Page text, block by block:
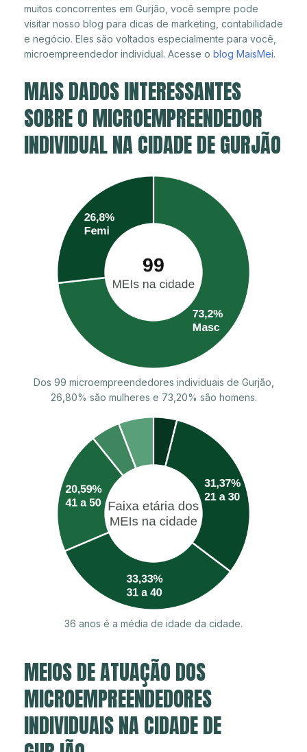
muitos concorrentes em Gurjão, você sempre pode
visitar nosso blog para dicas de marketing, contabilidade
e negócio. Eles são voltados especialmente para você,
microempreendedor individual. Acesse o blog MaisMei.
MAIS DADOS INTERESSANTES
SOBRE O MICROEMPREENDEDOR
INDIVIDUAL NA CIDADE DE GURJÃO
Dos 99 microempreendedores individuais de Gurjão,
26,80% são mulheres e 73,20% são homens.
36 anos é a média de idade da cidade.
MEIOS DE ATUAÇÃO DOS
MICROEMPREENDEDORES
INDIVIDUAIS NA CIDADE DE